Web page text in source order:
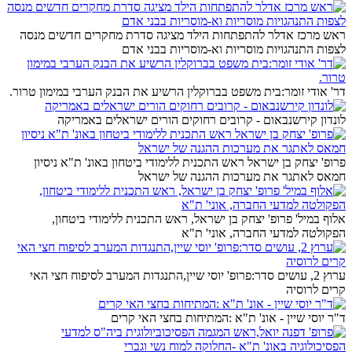
ראש מרכז אדלר להתפתחות הילד מציגה סדרת מחקרים חדשים מנסה
לצפות התנהגויות מוסריות וא-מוסריות בבני אדם
דר' אודי זומר:בית משפט בברוקלין הרשיע את הבנק הערבי במימון טרור.
לונדון קירשנבאום - קרובים רחוקים הורים ישראלים באמריקה
פרופ' יצחק בן ישראל ראש התכנית ללימודי ביטחון באונ' ת"א ניסיון
חמאס לאתגר את מערכות ההגנה של ישראל
אלוף במיל' פרופ' יצחק בן ישראל, ראש התכנית ללימודי ביטחון,
הפקולטה למדעי החברה, אוני' ת"א
ערוץ 2, עושים סדר:פרופ' יוסי שיין,התנגדות המערב לסיפוח חצי האי
קרים לרוסיה
ד"ר יוסי שיין - אונ' ת"א :המתיחות בחצי האי קרים